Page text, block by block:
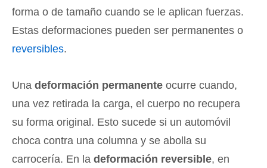
forma o de tamaño cuando se le aplican fuerzas.
Estas deformaciones pueden ser permanentes o
reversibles.
Una deformación permanente ocurre cuando,
una vez retirada la carga, el cuerpo no recupera
su forma original. Esto sucede si un automóvil
choca contra una columna y se abolla su
carrocería. En la deformación reversible, en